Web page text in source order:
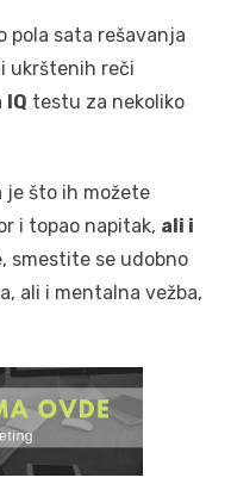
pola sata rešavanja
ukrštenih reči
IQ testu za nekoliko
je što ih možete
i topao napitak, ali i
smestite se udobno
ali i mentalna vežba,